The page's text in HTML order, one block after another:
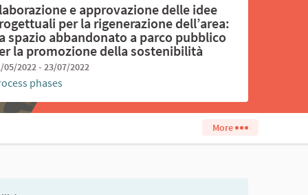
e approvazione delle idee
per la rigenerazione dell’area:
spazio abbandonato a parco pubblico
la promozione della sostenibilità
05/2022 - 23/07/2022
phases
More